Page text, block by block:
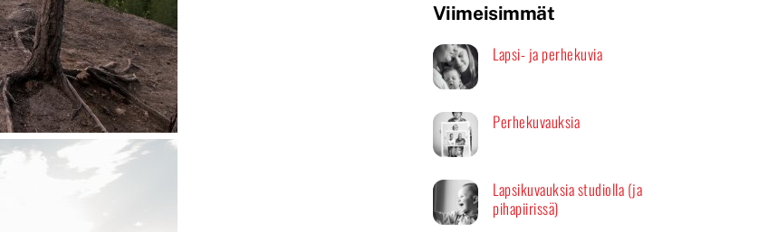
Viimeisimmät
Lapsi- ja perhekuvia
Perhekuvauksia
Lapsikuvauksia studiolla (ja
pihapiirissä)